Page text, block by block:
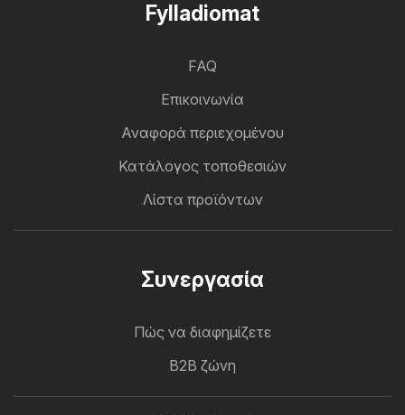
Fylladiomat
FAQ
Επικοινωνία
Αναφορά περιεχομένου
Κατάλογος τοποθεσιών
Λίστα προϊόντων
Συνεργασία
Πώς να διαφημίζετε
B2B ζώνη